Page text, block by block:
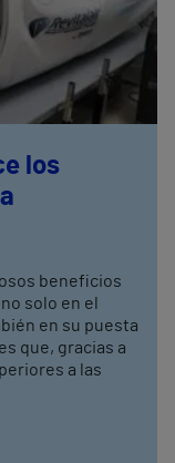
los
beneficios
solo en el
en su puesta
que, gracias a
a las